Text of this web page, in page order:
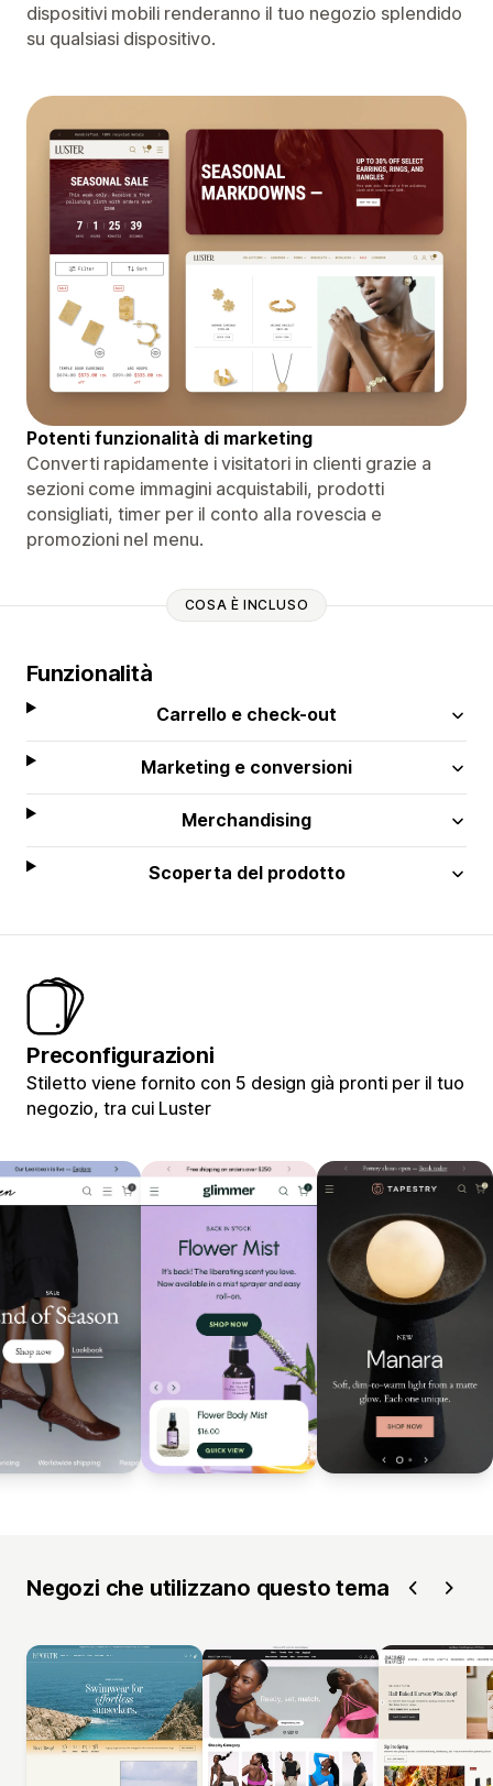
dispositivi mobili renderanno il tuo negozio splendido
su qualsiasi dispositivo.
Potenti funzionalità di marketing
Converti rapidamente i visitatori in clienti grazie a
sezioni come immagini acquistabili, prodotti
consigliati, timer per il conto alla rovescia e
promozioni nel menu.
COSA È INCLUSO
Funzionalità
Carrello e check-out
Marketing e conversioni
Merchandising
Scoperta del prodotto
Preconfigurazioni
Stiletto viene fornito con 5 design già pronti per il tuo
negozio, tra cui Luster
Negozi che utilizzano questo tema